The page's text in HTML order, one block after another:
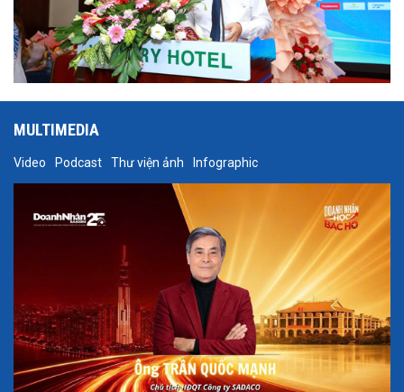
MULTIMEDIA
Video Podcast Thư viện ảnh Infographic